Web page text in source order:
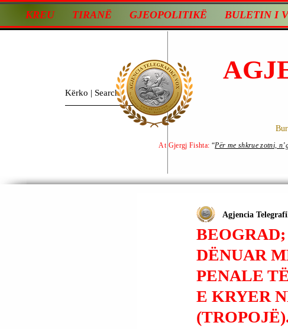
KREU TIRANË GJEOPOLITIKË BULETIN I
At Gjergj Fishta: “Për me shkrue zotni,
DËNUAR
PENALE
E KRYER
Agjencia